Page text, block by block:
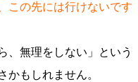
この先には行けないです
、無理をしない」という
かもしれません。